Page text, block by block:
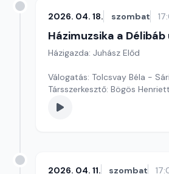
2026. 04. 18. szombat
Házimuzsika a
Házigazda: Juhász Előd
Válogatás: Tolcsvay Béla -
Társszerkesztő: Bögös
2026. 04. 11. szombat